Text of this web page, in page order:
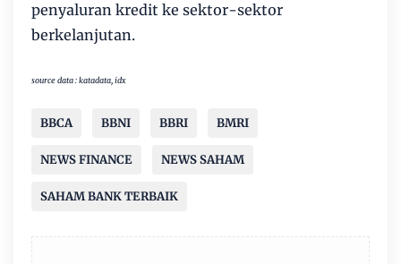
penyaluran kredit ke sektor-sektor
berkelanjutan.
source data : katadata, idx
BBCA BBNI BBRI BMRI
NEWS FINANCE NEWS SAHAM
SAHAM BANK TERBAIK